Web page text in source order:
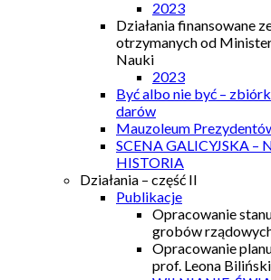
2023
Działania finansowane
otrzymanych od
Nauki
2023
Być albo nie być –
darów
Mauzoleum
SCENA GALICYJSKA –
HISTORIA
Działania – część II
Publikacje
Opracowanie
grobów
Opracowanie
prof. Leona